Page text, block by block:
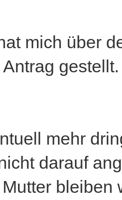
mich über
mehr
darauf
bleiben